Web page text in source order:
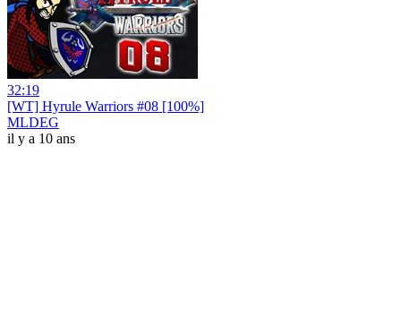
32:19
[WT] Hyrule Warriors #08 [100%]
MLDEG
il y a 10 ans